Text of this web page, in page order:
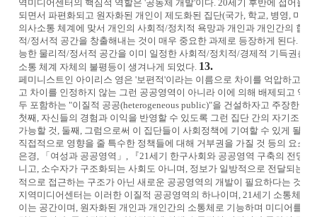
역미디어센터의 핵심적 역할은 '공동체 개발'이다. 20세기 후반에 접어들
되면서 파편화되고 원자화된 개인이 제도화된 집단(국가, 학교, 병영, 미디
의사소통 체계에 맞서 개인의 사회적/정치적 욕망과 개인과 개인간의 합
적/정서적 공간을 창출해내는 것이 매우 중요한 과제로 등장하게 된다. 그
능한 물리적/정서적 공간을 이미 일정한 사회적/정치적/경제적 기득권층
소통 체계 자체의 불평등이 생겨나게 되었다. 13.
페미니스트인 아이리스 영은 '보편적'이라는 이름으로 차이를 억압하고 여
고 차이를 인정하지 않는 그런 공공영역이 아니라 이에 의해 배제되고 억
두 포함하는 "이질적 공공(heterogeneous public)"을 건설하자고 주장한다
첫째, 자신들의 경험과 이익을 반영할 수 있도록 그런 집단 간의 자기조직
가능할 것, 둘째, 그럼으로써 이 집단들이 사회정책에 기여할 수 있게 될
직접적으로 영향을 줄 특수한 정책들에 대해 거부권을 가질 것 등의 요소
은경, 「여성과 공공영역」, 『21세기 한구사회와 공공영역 구축의 전망
니고, 소수자가 구조화되는 사회도 아니며, 정보가 일방적으로 전달되는
적으로 접근하는 구조가 아닌 새로운 공공영역의 개발이 필요하다는 것이
지역미디어센터는 이러한 이질적 공공영역의 하나이며, 21세기 소통체계
이는 공간이며, 원자화된 개인과 개인간의 소통체로 기능하며 미디어를